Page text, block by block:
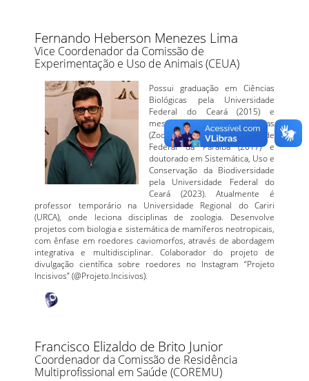
Fernando Heberson Menezes Lima
Vice Coordenador da Comissão de
Experimentação e Uso de Animais (CEUA)
Possui graduação em Ciências
Biológicas pela Universidade
Federal do Ceará (2015) e
mestrado em Ciências Biológicas
(Zoologia) pela Universidade
Federal da Paraíba (2017) e
doutorado em Sistemática, Uso e
Conservação da Biodiversidade
pela Universidade Federal do
Ceará (2023). Atualmente é
professor temporário na Universidade Regional do Cariri
(URCA), onde leciona disciplinas de zoologia. Desenvolve
projetos com biologia e sistemática de mamíferos neotropicais,
com ênfase em roedores caviomorfos, através de abordagem
integrativa e multidisciplinar. Colaborador do projeto de
divulgação científica sobre roedores no Instagram “Projeto
Incisivos” (@Projeto.Incisivos).
Francisco Elizaldo de Brito Junior
Coordenador da Comissão de Residência
Multiprofissional em Saúde (COREMU)